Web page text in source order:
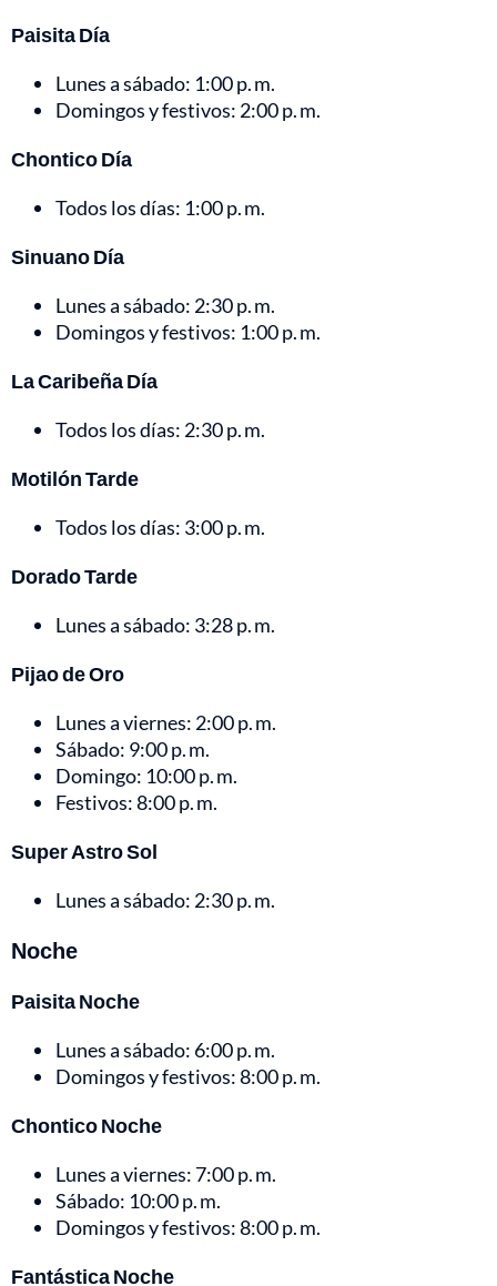
Paisita Día
Lunes a sábado: 1:00 p. m.
Domingos y festivos: 2:00 p. m.
Chontico Día
Todos los días: 1:00 p. m.
Sinuano Día
Lunes a sábado: 2:30 p. m.
Domingos y festivos: 1:00 p. m.
La Caribeña Día
Todos los días: 2:30 p. m.
Motilón Tarde
Todos los días: 3:00 p. m.
Dorado Tarde
Lunes a sábado: 3:28 p. m.
Pijao de Oro
Lunes a viernes: 2:00 p. m.
Sábado: 9:00 p. m.
Domingo: 10:00 p. m.
Festivos: 8:00 p. m.
Super Astro Sol
Lunes a sábado: 2:30 p. m.
Noche
Paisita Noche
Lunes a sábado: 6:00 p. m.
Domingos y festivos: 8:00 p. m.
Chontico Noche
Lunes a viernes: 7:00 p. m.
Sábado: 10:00 p. m.
Domingos y festivos: 8:00 p. m.
Fantástica Noche